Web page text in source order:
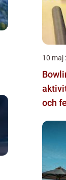
10 maj
och